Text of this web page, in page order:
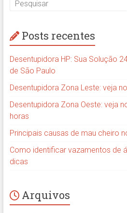
Posts recentes
Desentupidora HP: Sua Solução
de São Paulo
Desentupidora Zona Leste: veja
Desentupidora Zona Oeste: veja
horas
Principais causas de mau cheiro
Como identificar vazamentos de
dicas
Arquivos